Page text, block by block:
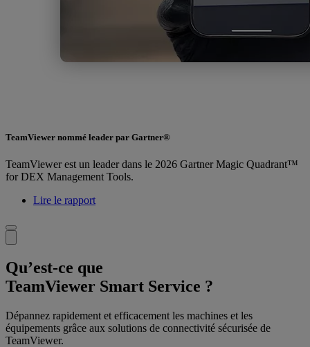
TeamViewer nommé leader par Gartner®
TeamViewer est un leader dans le 2026 Gartner Magic Quadrant™
for DEX Management Tools.
Lire le rapport
Qu’est-ce que
TeamViewer Smart Service ?
Dépannez rapidement et efficacement les machines et les
équipements grâce aux solutions de connectivité sécurisée de
TeamViewer.